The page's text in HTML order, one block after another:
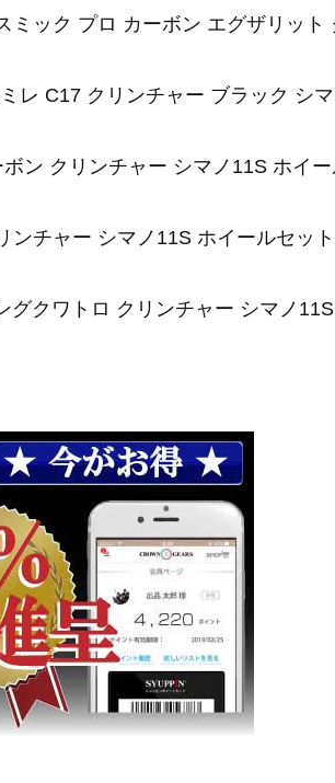
ック プロ カーボン エグザリット
レ C17 クリンチャー ブラック シ
ン クリンチャー シマノ11S ホイー
チャー シマノ11S ホイールセット
クワトロ クリンチャー シマノ